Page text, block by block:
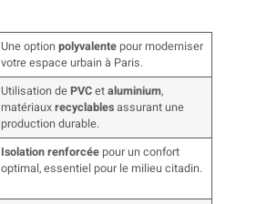
Une optionpolyvalentepour moderniser
votre espace urbain à Paris.
Utilisation dePVCetaluminium,
matériauxrecyclablesassurant une
production durable.
Isolation renforcéepour un confort
optimal, essentiel pour le milieu citadin.